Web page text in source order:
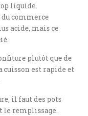
liquide.
commerce
acide, mais ce
plutôt que de
est rapide et
il faut des pots
le remplissage.